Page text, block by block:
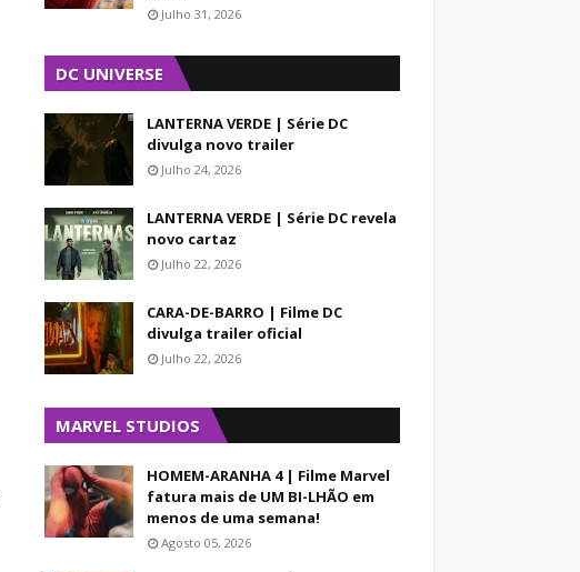
Julho 31, 2026
DC UNIVERSE
LANTERNA VERDE | Série DC
divulga novo trailer
Julho 24, 2026
LANTERNA VERDE | Série DC revela
novo cartaz
Julho 22, 2026
CARA-DE-BARRO | Filme DC
divulga trailer oficial
Julho 22, 2026
MARVEL STUDIOS
HOMEM-ARANHA 4 | Filme Marvel
fatura mais de UM BI-LHÃO em
menos de uma semana!
Agosto 05, 2026